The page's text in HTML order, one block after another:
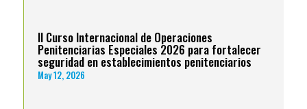
II Curso Internacional de Operaciones
Penitenciarias Especiales 2026 para fortalecer
seguridad en establecimientos penitenciarios
May 12, 2026